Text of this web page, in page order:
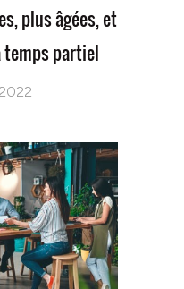
plus âgées, et
temps partiel